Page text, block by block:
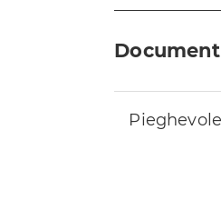
Pieghevole